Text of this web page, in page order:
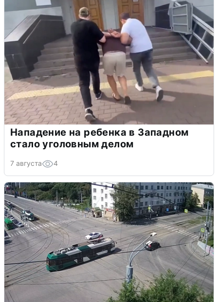
Нападение на ребенка в Западном
стало уголовным делом
7 августа 4